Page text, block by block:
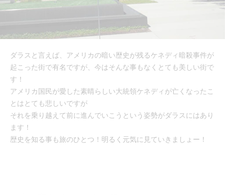
ダラスと言えば、アメリカの暗い歴史が残るケネディ暗殺事件が
起こった街で有名ですが、今はそんな事もなくとても美しい街で
す！
アメリカ国民が愛した素晴らしい大統領ケネディが亡くなったこ
とはとても悲しいですが
それを乗り越えて前に進んでいこうという姿勢がダラスにはあり
ます！
歴史を知る事も旅のひとつ！明るく元気に見ていきましょー！